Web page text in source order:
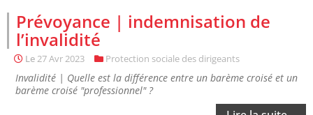
Prévoyance | indemnisation de
l’invalidité
Le27 Avr 2023 Protection sociale des dirigeants
Invalidité | Quelle est la différence entre un barème croisé et un
barème croisé "professionnel" ?